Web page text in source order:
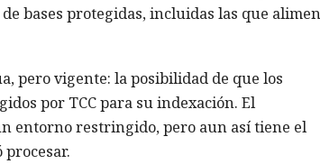
bases protegidas, incluidas las que
pero vigente: la posibilidad de que los
por TCC para su indexación. El
entorno restringido, pero aun así tiene el